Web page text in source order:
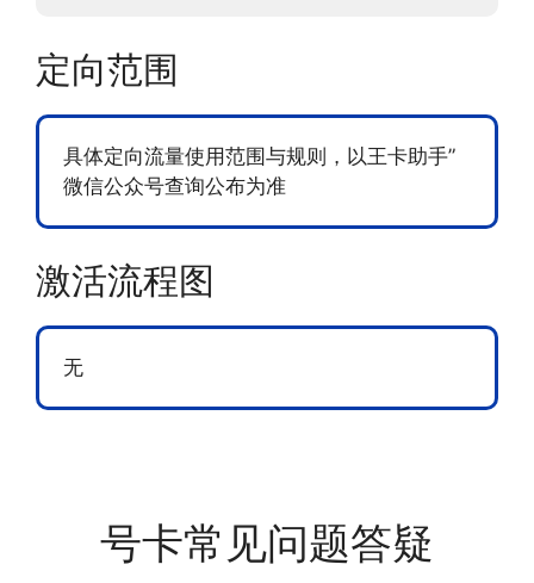
定向范围
具体定向流量使用范围与规则，以王卡助手”
微信公众号查询公布为准
激活流程图
无
号卡常见问题答疑